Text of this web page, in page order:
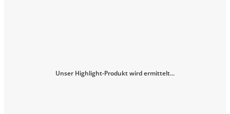
Unser Highlight-Produkt wird ermittelt...